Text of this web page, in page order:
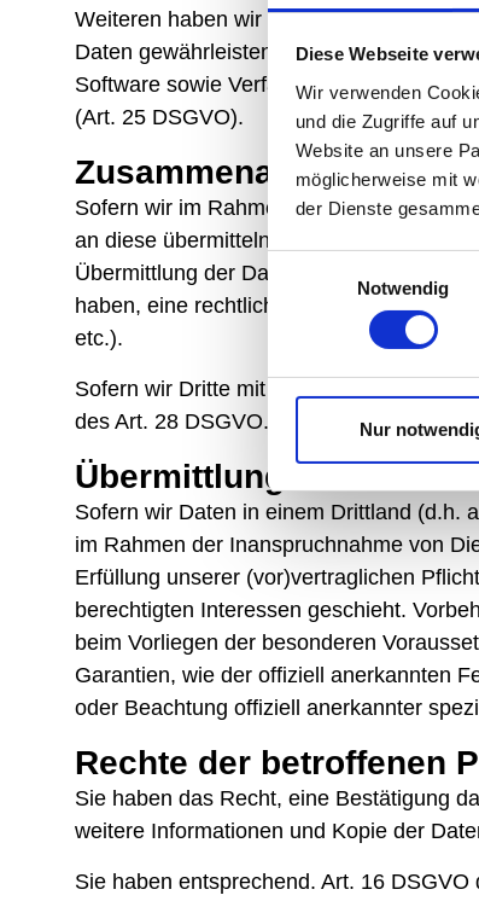
Diese Webseite
Wir verwenden
und die Zugriffe auf
Website an unsere
möglicherweise mit
der Dienste
Notwendig
Nur
Weiteren haben wir Verfahren
Daten gewährleisten. Ferner
Software sowie Verfahren,
(Art. 25 DSGVO).
Zusammenarbeit mit
Sofern wir im Rahmen unserer
an diese übermitteln oder ihnen sonst
Übermittlung der Daten an Dritte, wie an
haben, eine rechtliche Verpflichtung
etc.).
Sofern wir Dritte mit der Verarbeitung
des Art. 28 DSGVO.
Übermittlungen in
Sofern wir Daten in einem Drittland (d.h.
im Rahmen der Inanspruchnahme von
Erfüllung unserer (vor)vertraglichen
berechtigten Interessen geschieht.
beim Vorliegen der besonderen
Garantien, wie der offiziell anerkannten
oder Beachtung offiziell anerkannter
Rechte der betroffenen
Sie haben das Recht, eine Bestätigung
weitere Informationen und Kopie der
Sie haben entsprechend. Art. 16